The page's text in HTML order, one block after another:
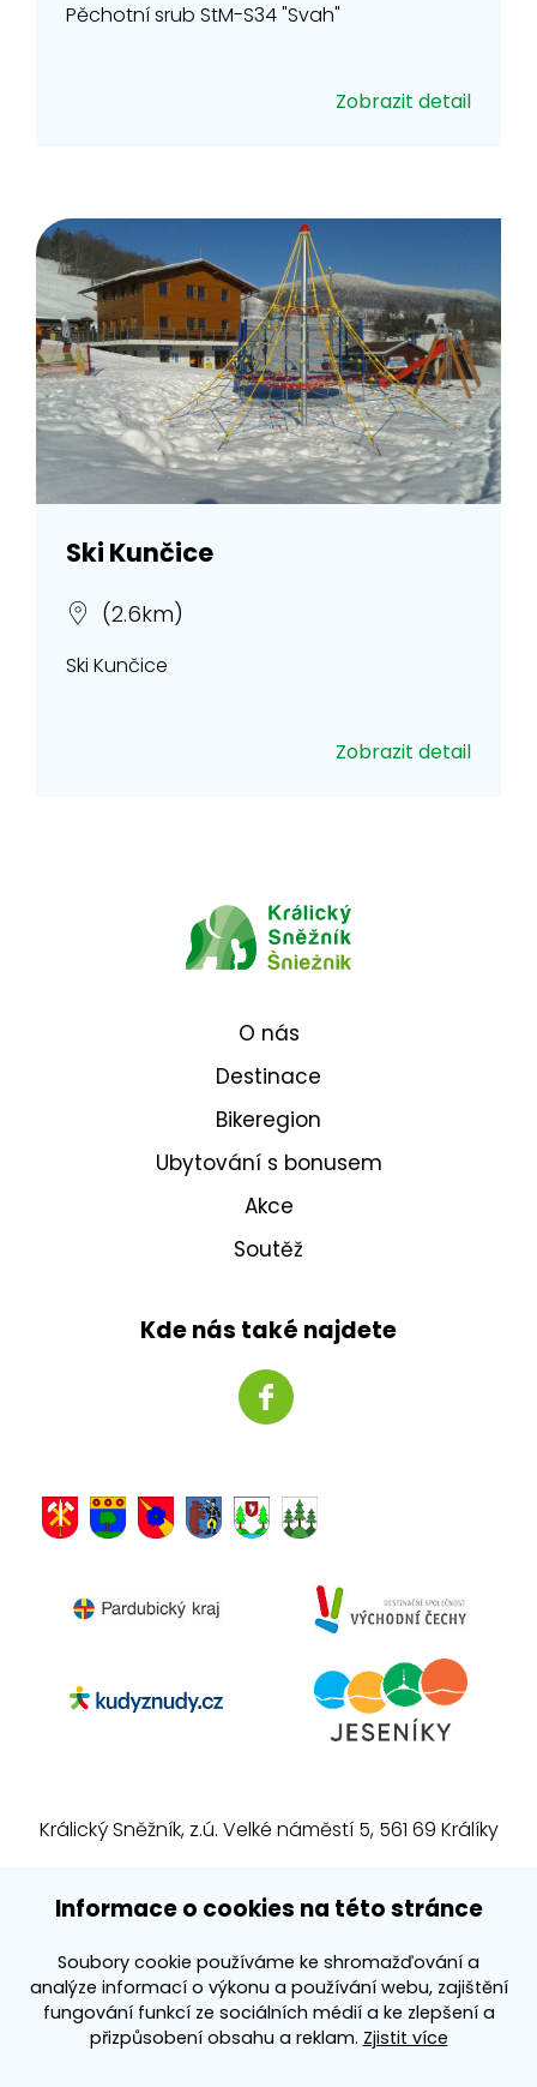
Informace o cookies na této stránce
Soubory cookie používáme ke shromažďování a
analýze informací o výkonu a používání webu, zajištění
fungování funkcí ze sociálních médií a ke zlepšení a
přizpůsobení obsahu a reklam. Zjistit více
Pěchotní srub StM-S34 "Svah"
Zobrazit detail
Ski Kunčice
(2.6km)
Ski Kunčice
Zobrazit detail
O nás
Destinace
Bikeregion
Ubytování s bonusem
Akce
Soutěž
Kde nás také najdete
Králický Sněžník, z.ú. Velké náměstí 5, 561 69 Králíky
E-mail:info@kralickysneznik.net
3k platforma